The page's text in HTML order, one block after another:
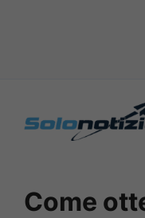
Come